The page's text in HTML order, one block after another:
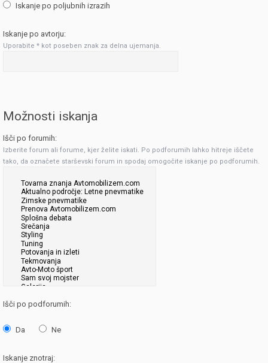
Iskanje po poljubnih izrazih
Iskanje po avtorju:
Uporabite * kot poseben znak za delna ujemanja.
Možnosti iskanja
Išči po forumih:
Izberite forum ali forume, kjer želite iskati. Po podforumih lahko hitreje iščete
tako, da označete starševski forum in spodaj omogočite iskanje po podforumih.
Išči po podforumih:
Da Ne
Iskanje znotraj: